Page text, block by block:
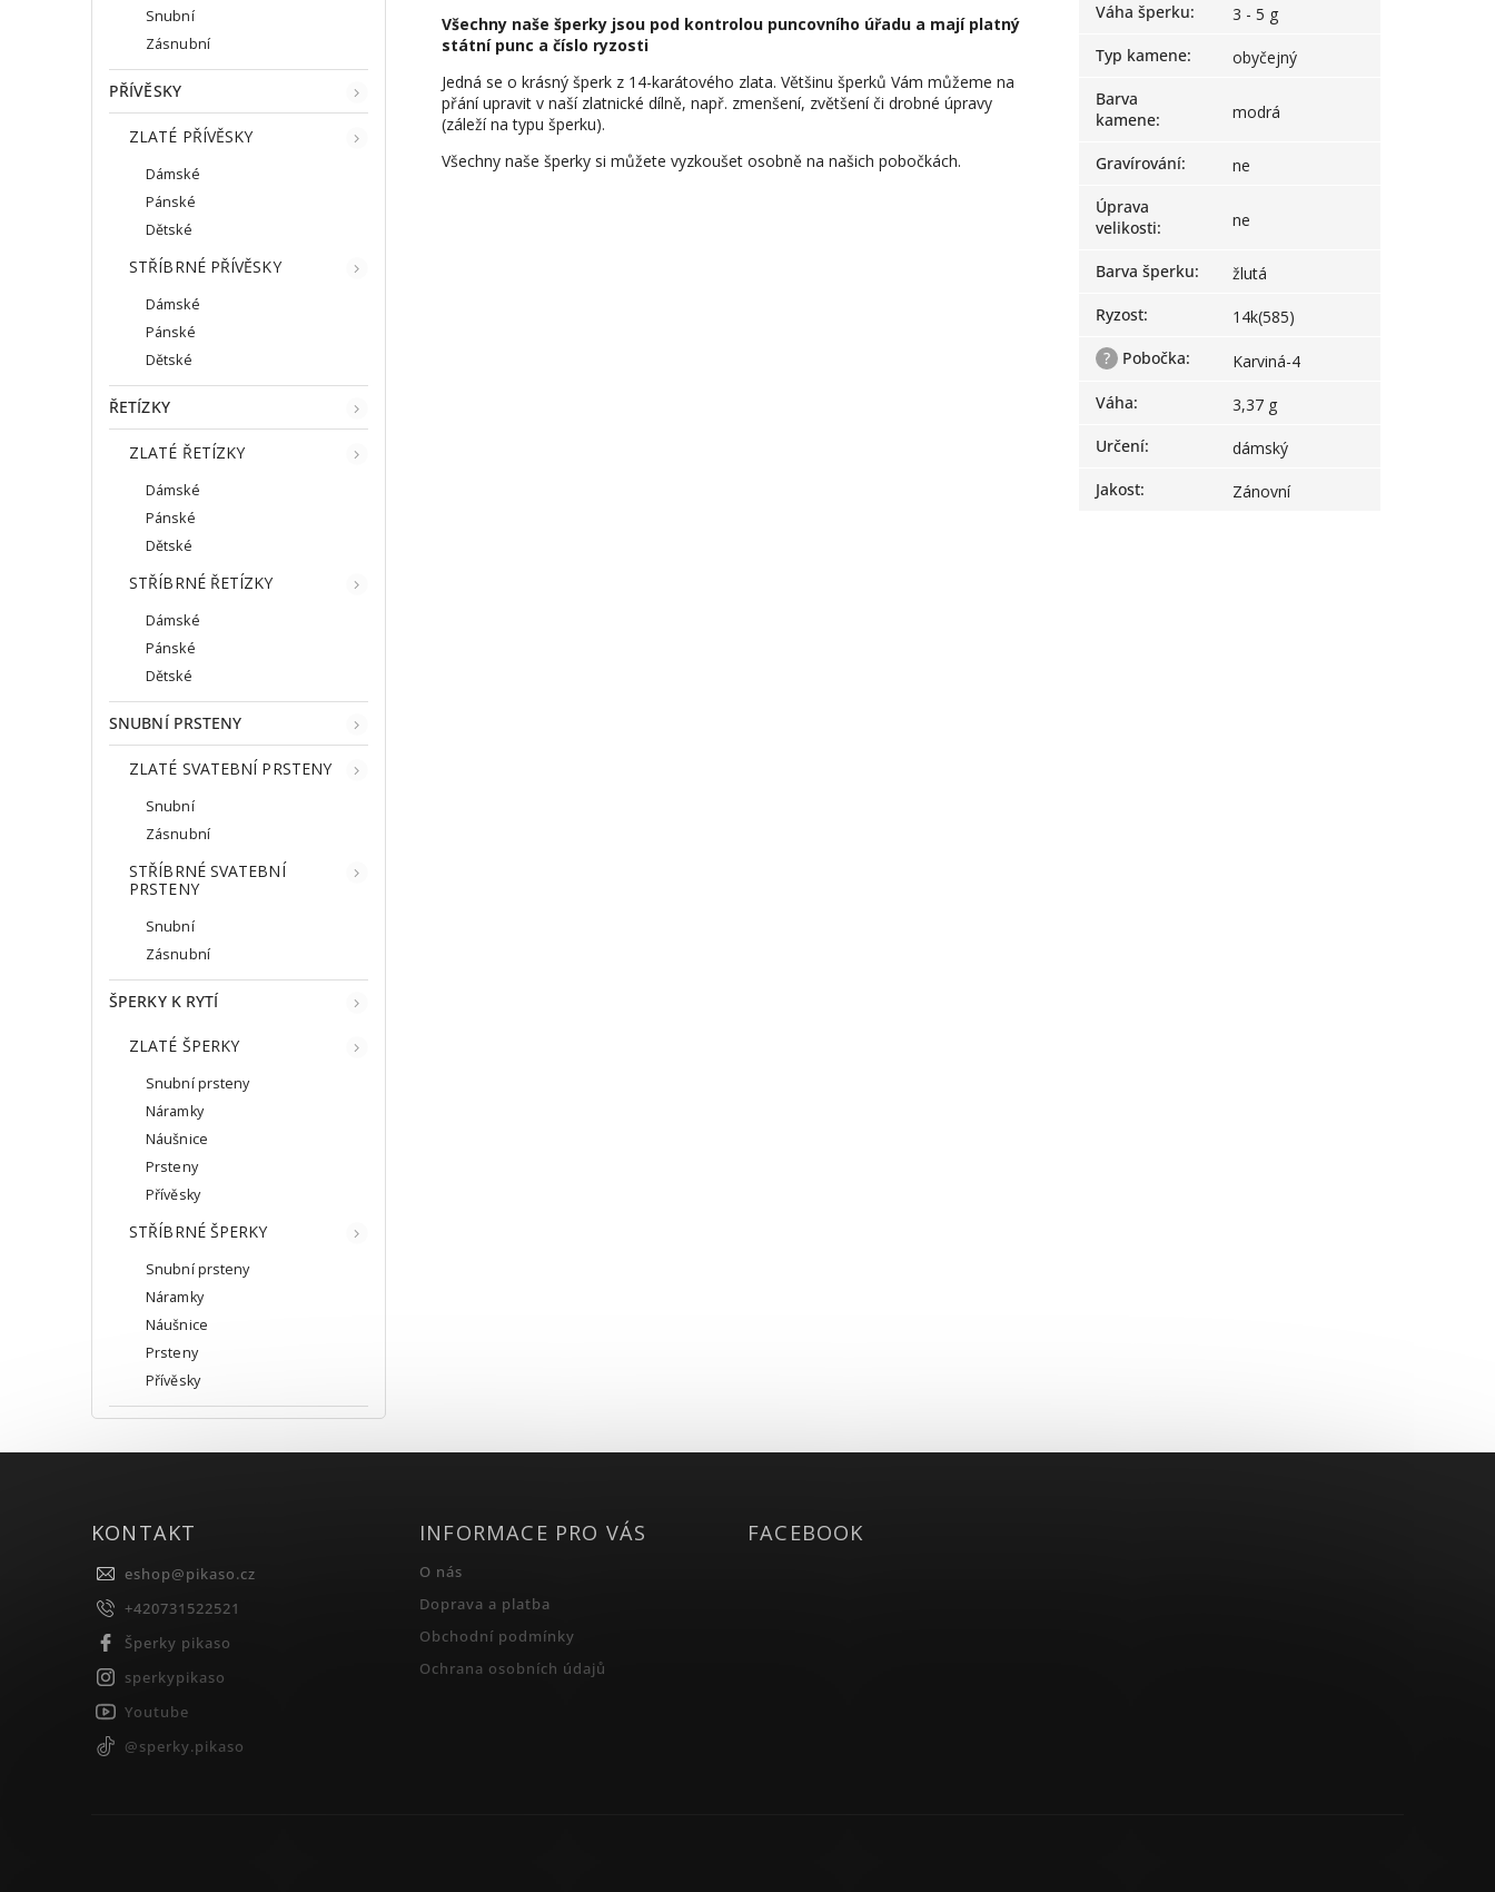
Snubní
Zásnubní
PŘÍVĚSKY
ZLATÉ PŘÍVĚSKY
Dámské
Pánské
Dětské
STŘÍBRNÉ PŘÍVĚSKY
Dámské
Pánské
Dětské
ŘETÍZKY
ZLATÉ ŘETÍZKY
Dámské
Pánské
Dětské
STŘÍBRNÉ ŘETÍZKY
Dámské
Pánské
Dětské
SNUBNÍ PRSTENY
ZLATÉ SVATEBNÍ PRSTENY
Snubní
Zásnubní
STŘÍBRNÉ SVATEBNÍ
PRSTENY
Snubní
Zásnubní
ŠPERKY K RYTÍ
ZLATÉ ŠPERKY
Snubní prsteny
Náramky
Náušnice
Prsteny
Přívěsky
STŘÍBRNÉ ŠPERKY
Snubní prsteny
Náramky
Náušnice
Prsteny
Přívěsky
Všechny naše šperky jsou pod kontrolou puncovního úřadu a mají platný
státní punc a číslo ryzosti
Jedná se o krásný šperk z 14-karátového zlata. Většinu šperků Vám můžeme na
přání upravit v naší zlatnické dílně, např. zmenšení, zvětšení či drobné úpravy
(záleží na typu šperku).
Všechny naše šperky si můžete vyzkoušet osobně na našich pobočkách.
Váha šperku:
3 - 5 g
Typ kamene:
obyčejný
Barva
kamene: modrá
Gravírování:
ne
Úprava
velikosti: ne
Barva šperku:
žlutá
Ryzost:
14k(585)
?
Pobočka:
Karviná-4
Váha:
3,37 g
Určení:
dámský
Jakost: Zánovní
KONTAKT
eshop@pikaso.cz
+420731522521
Šperky pikaso
sperkypikaso
Youtube
@sperky.pikaso
INFORMACE PRO VÁS
O nás
Doprava a platba
Obchodní podmínky
Ochrana osobních údajů
FACEBOOK